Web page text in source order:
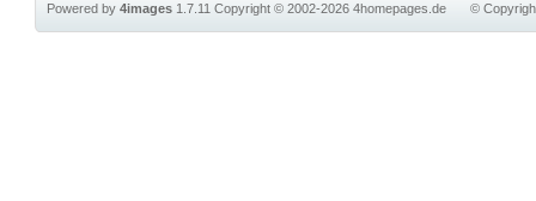
©
Powered by4images 1.7.11Copyright © 2002-20264homepages.de